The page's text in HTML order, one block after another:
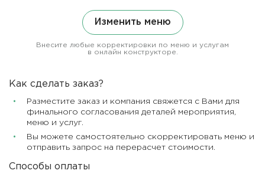
Изменить меню
Внесите любые корректировки по меню и услугам
в онлайн конструкторе.
Как сделать заказ?
Разместите заказ и компания свяжется с Вами для
финального согласования деталей мероприятия,
меню и услуг.
Вы можете самостоятельно скорректировать меню и
отправить запрос на перерасчет стоимости.
Способы оплаты